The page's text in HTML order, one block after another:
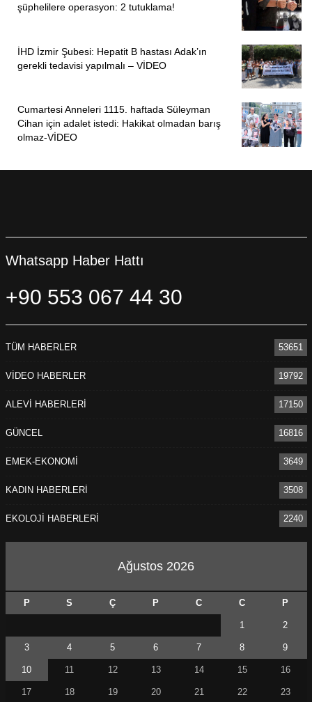
şüphelilere operasyon: 2 tutuklama!
İHD İzmir Şubesi: Hepatit B hastası Adak’ın
gerekli tedavisi yapılmalı – VİDEO
Cumartesi Anneleri 1115. haftada Süleyman
Cihan için adalet istedi: Hakikat olmadan barış
olmaz-VİDEO
Whatsapp Haber Hattı
+90 553 067 44 30
TÜM HABERLER 53651
VİDEO HABERLER 19792
ALEVİ HABERLERİ 17150
GÜNCEL 16816
EMEK-EKONOMİ 3649
KADIN HABERLERİ 3508
EKOLOJİ HABERLERİ 2240
Ağustos 2026
P S Ç P C C P
1 2
3 4 5 6 7 8 9
10 11 12 13 14 15 16
17 18 19 20 21 22 23